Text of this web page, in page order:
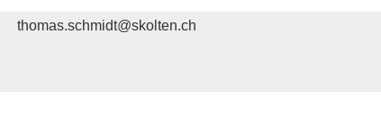
thomas.schmidt@skolten.ch